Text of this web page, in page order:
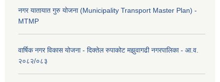
नगर यातायात गुरु योजना (Municipality Transport Master Plan) -
MTMP
वार्षिक नगर विकास योजना - दिक्तेल रुपाकोट मझुवागढी नगरपालिका - आ.व.
२०८२/०८३